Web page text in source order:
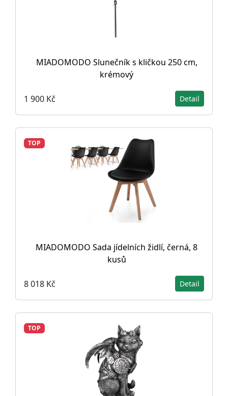
MIADOMODO Slunečník s kličkou 250 cm,
krémový
1 900 Kč Detail
TOP
MIADOMODO Sada jídelních židlí, černá, 8
kusů
8 018 Kč Detail
TOP